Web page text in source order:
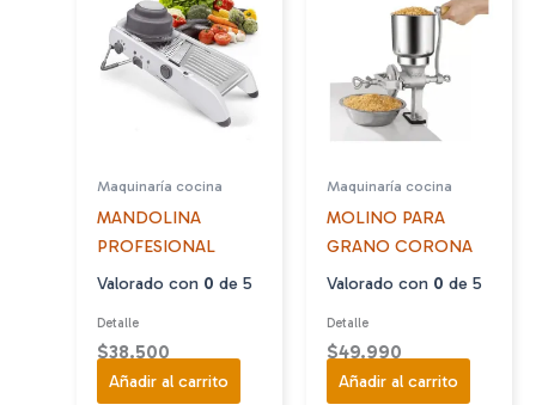
Maquinaría cocina
MANDOLINA
PROFESIONAL
Valorado con 0 de 5
Detalle
$38.500
Añadir al carrito
Maquinaría cocina
MOLINO PARA
GRANO CORONA
Valorado con 0 de 5
Detalle
$49.990
Añadir al carrito